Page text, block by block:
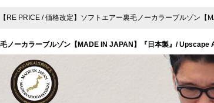
【RE PRICE / 価格改定】ソフトエアー裏毛ノーカラーブルゾン
毛ノーカラーブルゾン【MADE IN JAPAN】『日本製』/ Upscape